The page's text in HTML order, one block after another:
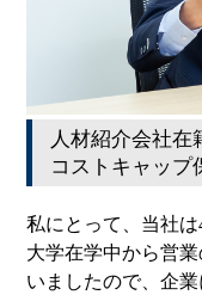
人材紹介会社在
コストキャップ
私にとって、当社は
大学在学中から営
いましたので、企